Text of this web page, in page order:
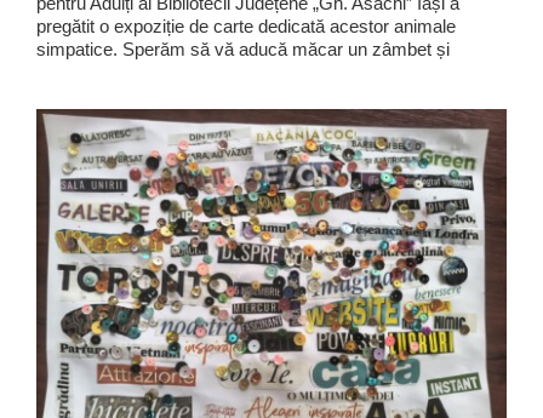
pregătit o expoziție de carte dedicată acestor animale
simpatice. Sperăm să vă aducă măcar un zâmbet și